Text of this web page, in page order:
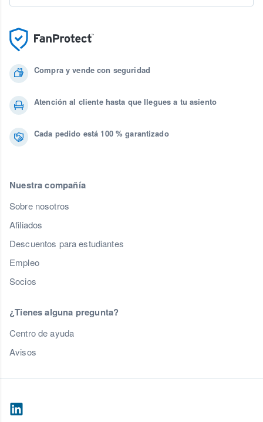
Compra y vende con seguridad
Atención al cliente hasta que llegues a tu asiento
Cada pedido está 100 % garantizado
Nuestra compañía
Sobre nosotros
Afiliados
Descuentos para estudiantes
Empleo
Socios
¿Tienes alguna pregunta?
Centro de ayuda
Avisos